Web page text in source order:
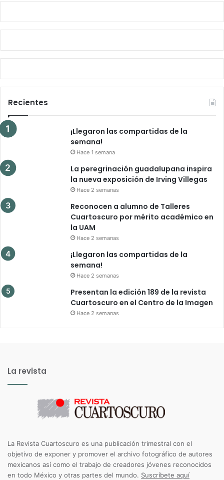
Recientes
¡Llegaron las compartidas de la
semana!
Hace 1 semana
La peregrinación guadalupana inspira
la nueva exposición de Irving Villegas
Hace 2 semanas
Reconocen a alumno de Talleres
Cuartoscuro por mérito académico en
la UAM
Hace 2 semanas
¡Llegaron las compartidas de la
semana!
Hace 2 semanas
Presentan la edición 189 de la revista
Cuartoscuro en el Centro de la Imagen
Hace 2 semanas
La revista
La Revista Cuartoscuro es una publicación trimestral con el
objetivo de exponer y promover el archivo fotográfico de autores
mexicanos así como el trabajo de creadores jóvenes reconocidos
en todo México y otras partes del mundo. Suscríbete aquí